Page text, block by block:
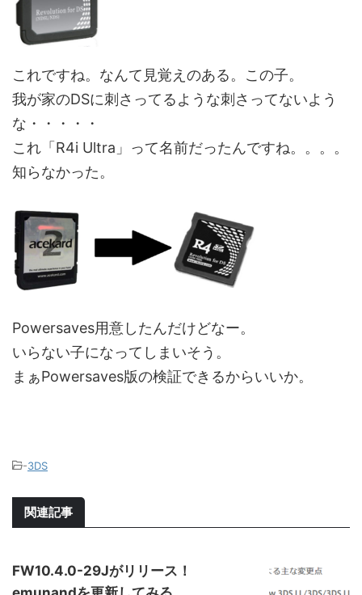
これですね。なんて見覚えのある。この子。
我が家のDSに刺さってるような刺さってないよう
な・・・・・
これ「R4i Ultra」って名前だったんですね。。。。
知らなかった。
Powersaves用意したんだけどなー。
いらない子になってしまいそう。
まぁPowersaves版の検証できるからいいか。
-3DS
関連記事
FW10.4.0-29Jがリリース！